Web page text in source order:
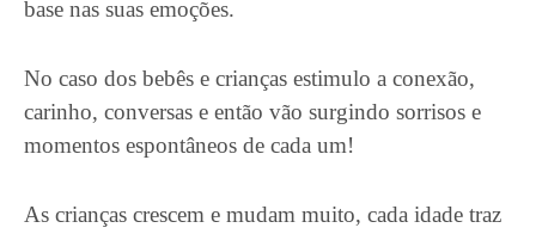
base nas suas emoções.
No caso dos bebês e crianças estimulo a conexão,
carinho, conversas e então vão surgindo sorrisos e
momentos espontâneos de cada um!
As crianças crescem e mudam muito, cada idade traz